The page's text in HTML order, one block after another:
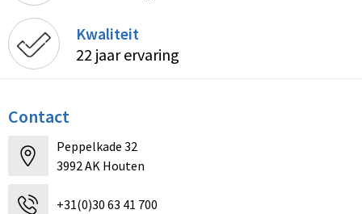
Kwaliteit
22 jaar ervaring
Contact
Peppelkade 32
3992 AK Houten
+31(0)30 63 41 700